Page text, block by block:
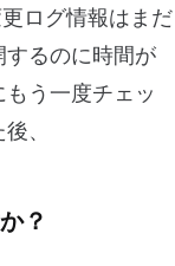
ログ情報はまだ
するのに時間が
う一度チェッ
、
？